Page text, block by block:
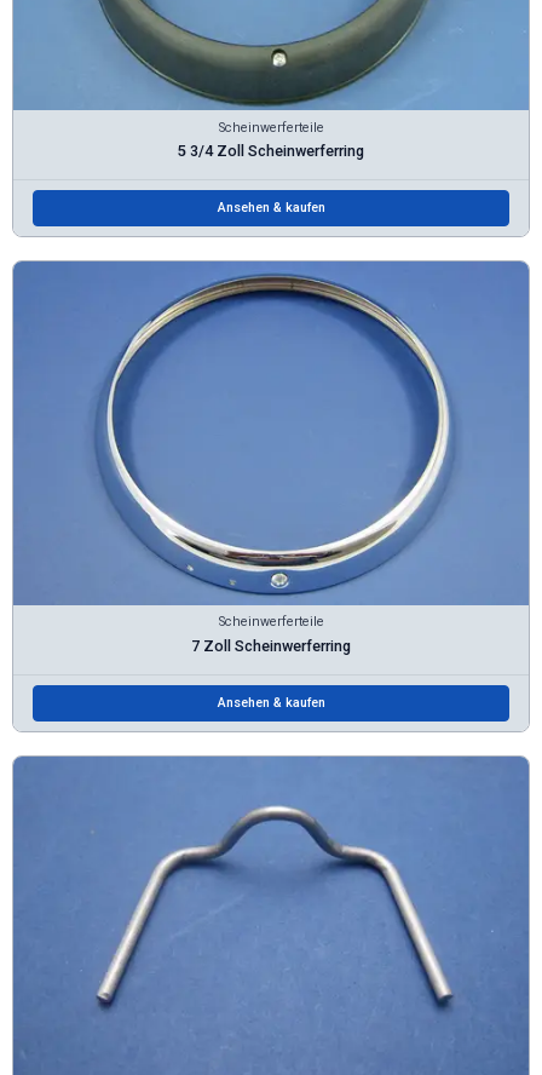
Scheinwerferteile
5 3/4 Zoll Scheinwerferring
Ansehen & kaufen
Scheinwerferteile
7 Zoll Scheinwerferring
Ansehen & kaufen